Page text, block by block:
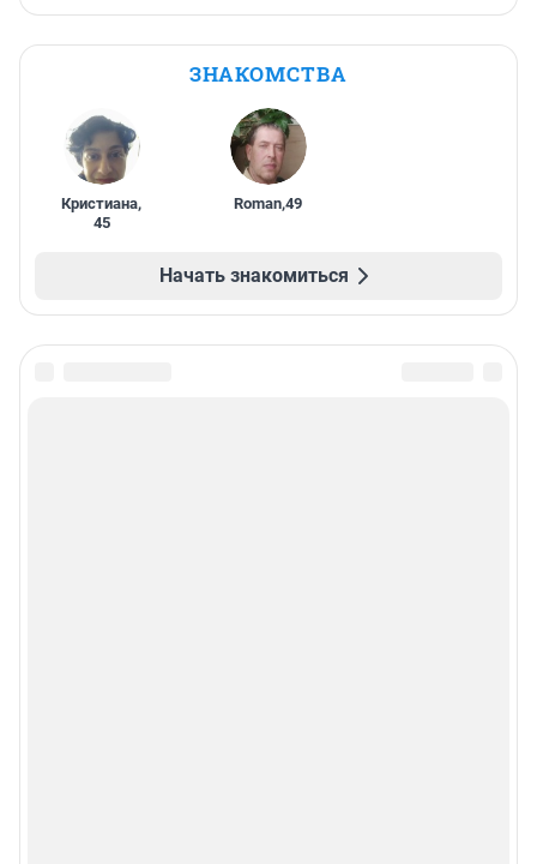
ЗНАКОМСТВА
Кристиана,
45
Roman,49
Начать знакомиться